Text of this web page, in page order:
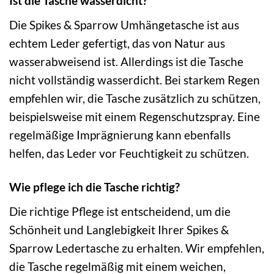
Die Spikes & Sparrow Umhängetasche ist aus
echtem Leder gefertigt, das von Natur aus
wasserabweisend ist. Allerdings ist die Tasche
nicht vollständig wasserdicht. Bei starkem Regen
empfehlen wir, die Tasche zusätzlich zu schützen,
beispielsweise mit einem Regenschutzspray. Eine
regelmäßige Imprägnierung kann ebenfalls
helfen, das Leder vor Feuchtigkeit zu schützen.
Wie pflege ich die Tasche richtig?
Die richtige Pflege ist entscheidend, um die
Schönheit und Langlebigkeit Ihrer Spikes &
Sparrow Ledertasche zu erhalten. Wir empfehlen,
die Tasche regelmäßig mit einem weichen,